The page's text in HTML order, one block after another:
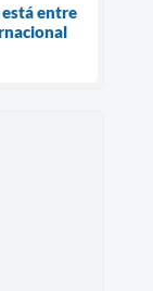
entre